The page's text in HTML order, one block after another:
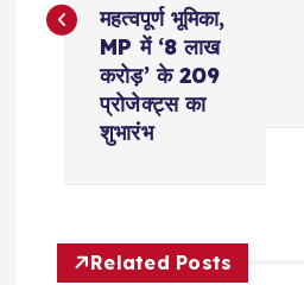
v
महत्वपूर्ण भूमिका,
MP में ‘8 लाख
करोड़’ के 209
प्रोजेक्ट्स का
शुभारंभ
Related Posts